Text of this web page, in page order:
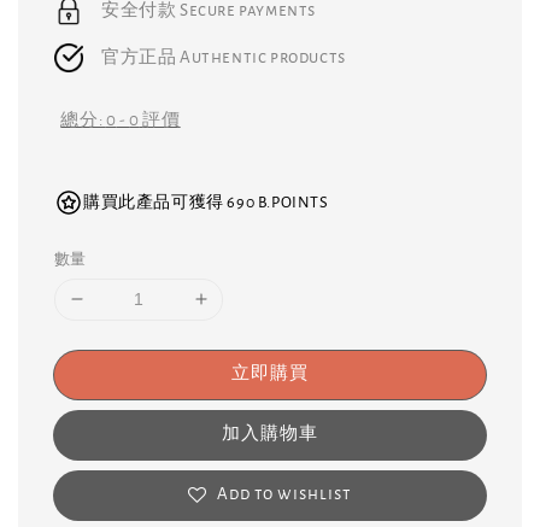
安全付款 Secure payments
官方正品 Authentic products
總分: 0 -0 評價
購買此產品可獲得 690 B.POINTS
數量
立即購買
加入購物車
Add to wishlist